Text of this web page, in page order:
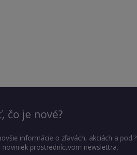
čo je nové?
informácie o zľavách, akciách a pod.?
noviniek prostredníctvom newslettra.